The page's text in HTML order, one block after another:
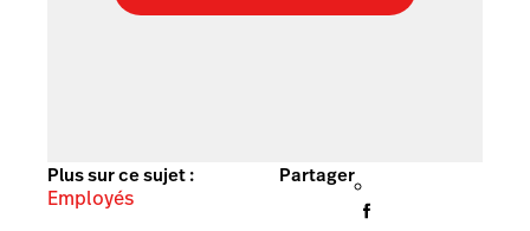
Plus sur ce sujet :
Employés
Partager